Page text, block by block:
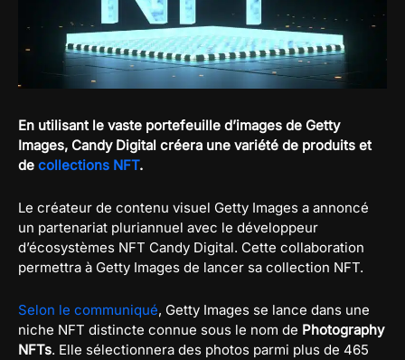
En utilisant le vaste portefeuille d’images de Getty
Images, Candy Digital créera une variété de produits et
de collections NFT.
Le créateur de contenu visuel Getty Images a annoncé
un partenariat pluriannuel avec le développeur
d’écosystèmes NFT Candy Digital. Cette collaboration
permettra à Getty Images de lancer sa collection NFT.
Selon le communiqué, Getty Images se lance dans une
niche NFT distincte connue sous le nom de Photography
NFTs. Elle sélectionnera des photos parmi plus de 465